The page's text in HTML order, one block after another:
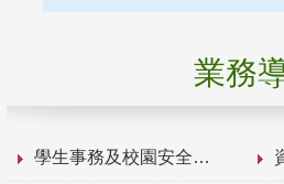
業務
學生事務及校園安全